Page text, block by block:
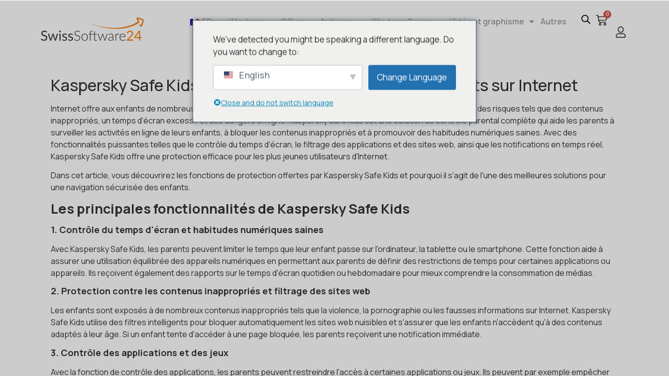
FR Windows Office Antivirus Windows Server Vidéo et graphisme Autres
0
Kaspersky Safe Kids – Protection complète pour les enfants sur Internet
Internet offre aux enfants de nombreuses possibilités d'apprentissage et de découverte, mais comporte également des risques tels que des contenus
inappropriés, un temps d'écran excessif et des dangers en ligne. Kaspersky Safe Kids est une solution de contrôle parental complète qui aide les parents à
surveiller les activités en ligne de leurs enfants, à bloquer les contenus inappropriés et à promouvoir des habitudes numériques saines. Avec des
fonctionnalités puissantes telles que le contrôle du temps d'écran, le filtrage des applications et des sites web, ainsi que les notifications en temps réel,
Kaspersky Safe Kids offre une protection efficace pour les plus jeunes utilisateurs d'Internet.
Dans cet article, vous découvrirez les fonctions de protection offertes par Kaspersky Safe Kids et pourquoi il s'agit de l'une des meilleures solutions pour
une navigation sécurisée des enfants.
Les principales fonctionnalités de Kaspersky Safe Kids
1. Contrôle du temps d'écran et habitudes numériques saines
Avec Kaspersky Safe Kids, les parents peuvent limiter le temps que leur enfant passe sur l'ordinateur, la tablette ou le smartphone. Cette fonction aide à
assurer une utilisation équilibrée des appareils numériques en permettant aux parents de définir des restrictions de temps pour certaines applications ou
appareils. Ils reçoivent également des rapports sur le temps d'écran quotidien ou hebdomadaire pour mieux comprendre la consommation de médias.
2. Protection contre les contenus inappropriés et filtrage des sites web
Les enfants sont exposés à de nombreux contenus inappropriés tels que la violence, la pornographie ou les fausses informations sur Internet. Kaspersky
Safe Kids utilise des filtres intelligents pour bloquer automatiquement les sites web nuisibles et s'assurer que les enfants n'accèdent qu'à des contenus
adaptés à leur âge. Si un enfant tente d'accéder à une page bloquée, les parents reçoivent une notification immédiate.
3. Contrôle des applications et des jeux
Avec la fonction de contrôle des applications, les parents peuvent restreindre l'accès à certaines applications ou jeux. Ils peuvent par exemple empêcher
We've detected you might be speaking a different language. Do
you want to change to:
English Change Language
Close and do not switch language